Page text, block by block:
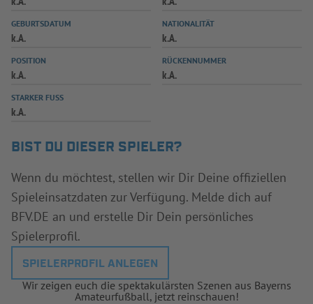
SPIELPLUS
GEBURTSDATUM
k.A.
NATIONALITÄT
k.A.
POSITION
k.A.
RÜCKENNUMMER
k.A.
STARKER FUSS
k.A.
BIST DU DIESER SPIELER?
Wenn du möchtest, stellen wir Dir Deine offiziellen
Spieleinsatzdaten zur Verfügung. Melde dich auf
BFV.DE an und erstelle Dir Dein persönliches
Spielerprofil.
SPIELERPROFIL ANLEGEN
Wir zeigen euch die spektakulärsten Szenen aus Bayerns
Amateurfußball, jetzt reinschauen!